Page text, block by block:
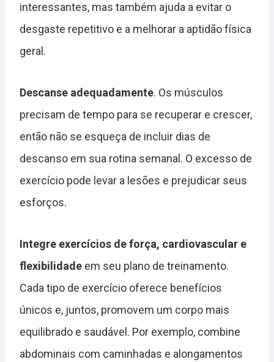
interessantes, mas também ajuda a evitar o
desgaste repetitivo e a melhorar a aptidão física
geral.
Descanse adequadamente. Os músculos
precisam de tempo para se recuperar e crescer,
então não se esqueça de incluir dias de
descanso em sua rotina semanal. O excesso de
exercício pode levar a lesões e prejudicar seus
esforços.
Integre exercícios de força, cardiovascular e
flexibilidade em seu plano de treinamento.
Cada tipo de exercício oferece benefícios
únicos e, juntos, promovem um corpo mais
equilibrado e saudável. Por exemplo, combine
abdominais com caminhadas e alongamentos